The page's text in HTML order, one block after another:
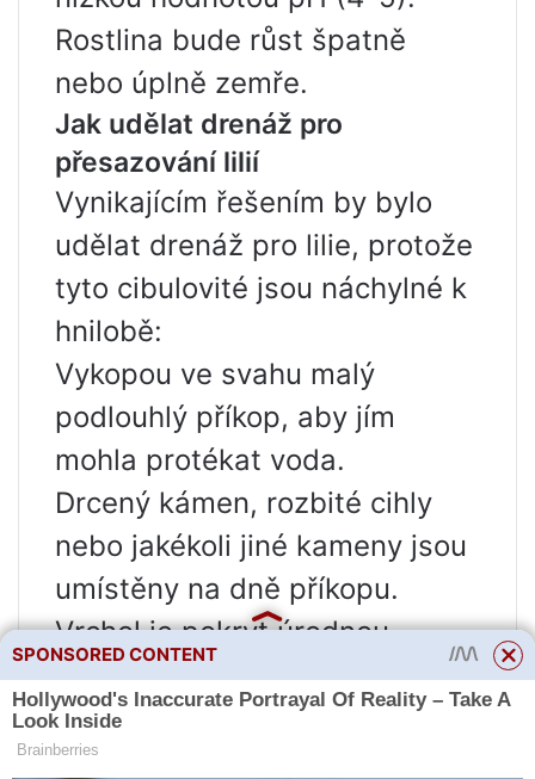
Rostlina bude růst špatně
nebo úplně zemře.
Jak udělat drenáž pro
přesazování lilií
Vynikajícím řešením by bylo
udělat drenáž pro lilie, protože
tyto cibulovité jsou náchylné k
hnilobě:
Vykopou ve svahu malý
podlouhlý příkop, aby jím
mohla protékat voda.
Drcený kámen, rozbité cihly
nebo jakékoli jiné kameny jsou
umístěny na dně příkopu.
Vrchol je pokryt úrodnou
lehkou půdou.
Rada
Do výsadbové jámy pro lilie se
SPONSORED CONTENT